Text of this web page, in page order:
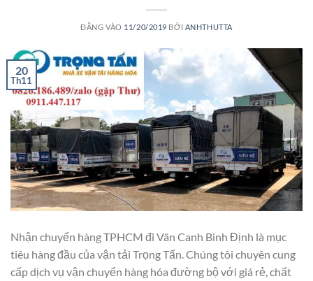
ĐĂNG VÀO 11/20/2019 BỞI ANHTHUTTA
20
Th11
Nhận chuyển hàng TPHCM đi Vân Canh Bình Định là mục
tiêu hàng đầu của vận tải Trọng Tấn. Chúng tôi chuyên cung
cấp dịch vụ vận chuyển hàng hóa đường bộ với giá rẻ, chất